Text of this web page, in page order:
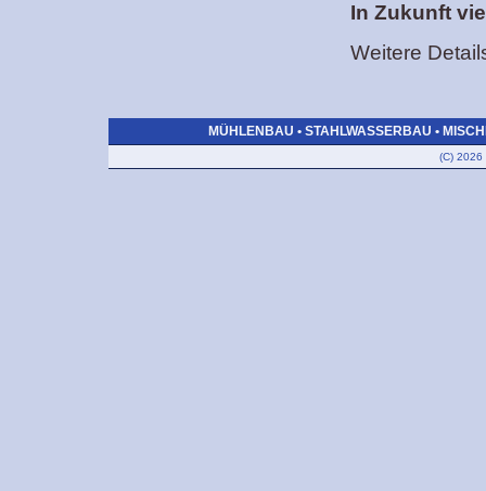
In Zukunft
Weitere
MÜHLENBAU • STAHLWASSERBAU •
(C) 2026